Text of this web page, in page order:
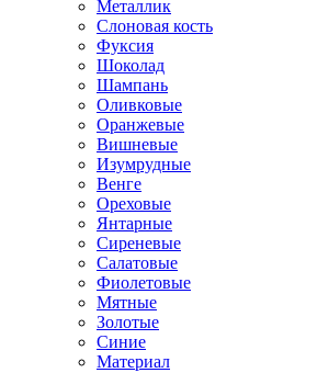
Металлик
Слоновая кость
Фуксия
Шоколад
Шампань
Оливковые
Оранжевые
Вишневые
Изумрудные
Венге
Ореховые
Янтарные
Сиреневые
Салатовые
Фиолетовые
Мятные
Золотые
Синие
Материал